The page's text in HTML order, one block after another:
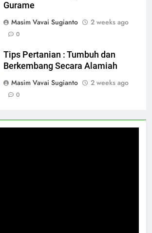
Gurame
Masim Vavai Sugianto
2 weeks ago
0
Tips Pertanian : Tumbuh dan
Berkembang Secara Alamiah
Masim Vavai Sugianto
2 weeks ago
0